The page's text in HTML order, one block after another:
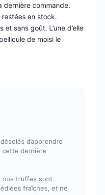
dernière commande.
en stock.
et sans goût. L’une d’elle
de moisi le
d’apprendre
cette dernière
nos truffes sont
fraîches, et ne